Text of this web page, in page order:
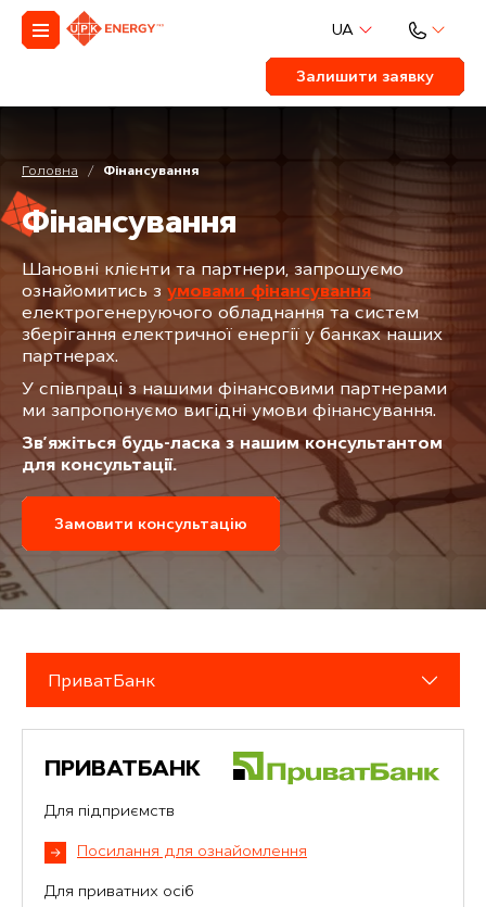
UA
Залишити заявку
Головна / Фінансування
Фінансування
Шановні клієнти та партнери, запрошуємо
ознайомитись з умовами фінансування
електрогенеруючого обладнання та систем
зберігання електричної енергії у банках наших
партнерах.
У співпраці з нашими фінансовими партнерами
ми запропонуємо вигідні умови фінансування.
Зв’яжіться будь-ласка з нашим консультантом
для консультації.
Замовити консультацію
ПриватБанк
ПРИВАТБАНК
Для підприємств
Посилання для ознайомлення
Для приватних осіб